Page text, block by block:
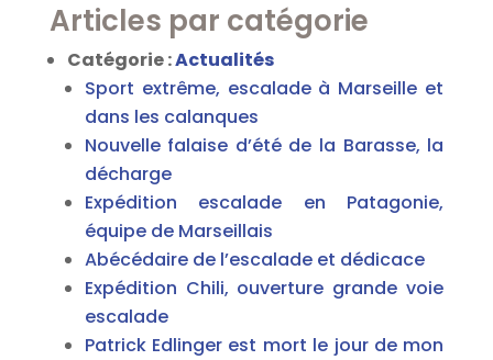
Articles par catégorie
Catégorie :Actualités
Sport extrême, escalade à Marseille et
dans les calanques
Nouvelle falaise d’été de la Barasse, la
décharge
Expédition escalade en Patagonie,
équipe de Marseillais
Abécédaire de l’escalade et dédicace
Expédition Chili, ouverture grande voie
escalade
Patrick Edlinger est mort le jour de mon